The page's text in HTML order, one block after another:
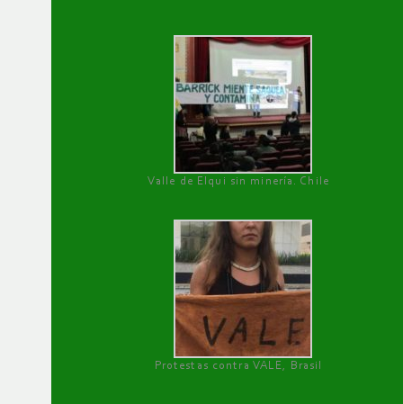
Valle de Elqui sin minería. Chile
Protestas contra VALE, Brasil